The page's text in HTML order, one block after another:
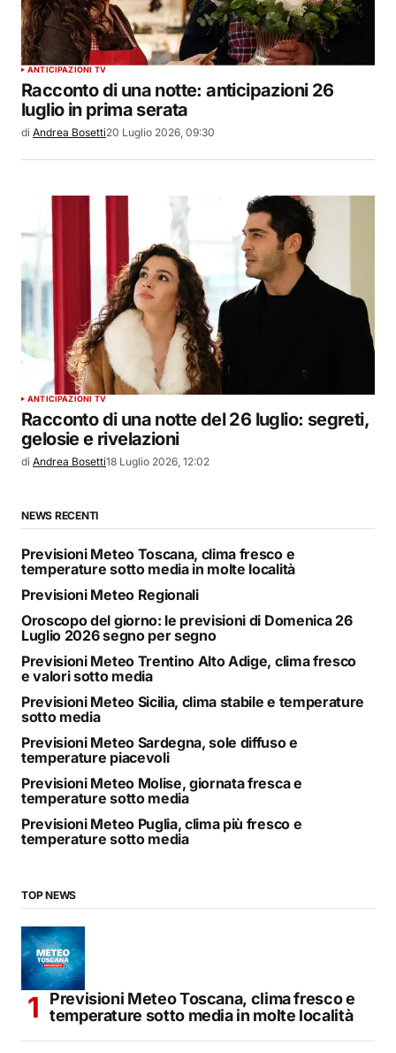
ANTICIPAZIONI TV
Racconto di una notte: anticipazioni 26
luglio in prima serata
di Andrea Bosetti20 Luglio 2026, 09:30
ANTICIPAZIONI TV
Racconto di una notte del 26 luglio: segreti,
gelosie e rivelazioni
di Andrea Bosetti18 Luglio 2026, 12:02
NEWS RECENTI
Previsioni Meteo Toscana, clima fresco e
temperature sotto media in molte località
Previsioni Meteo Regionali
Oroscopo del giorno: le previsioni di Domenica 26
Luglio 2026 segno per segno
Previsioni Meteo Trentino Alto Adige, clima fresco
e valori sotto media
Previsioni Meteo Sicilia, clima stabile e temperature
sotto media
Previsioni Meteo Sardegna, sole diffuso e
temperature piacevoli
Previsioni Meteo Molise, giornata fresca e
temperature sotto media
Previsioni Meteo Puglia, clima più fresco e
temperature sotto media
TOP NEWS
Previsioni Meteo Toscana, clima fresco e
temperature sotto media in molte località